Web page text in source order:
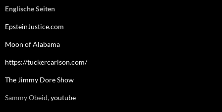
Englische Seiten
EpsteinJustice.com
Moon of Alabama
https://tuckercarlson.com/
The Jimmy Dore Show
Sammy Obeid,youtube